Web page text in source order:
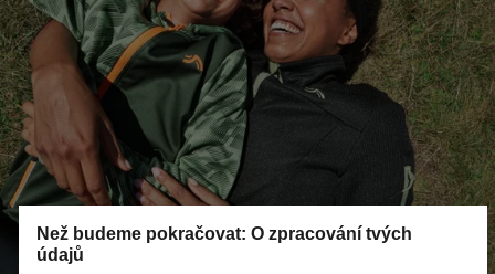
Než budeme pokračovat: O zpracování tvých
údajů